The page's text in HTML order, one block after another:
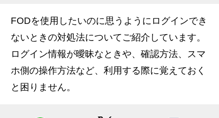
FODを使用したいのに思うようにログインでき
ないときの対処法についてご紹介しています。
ログイン情報が曖昧なときや、確認方法、スマ
ホ側の操作方法など、利用する際に覚えておく
と困りません。